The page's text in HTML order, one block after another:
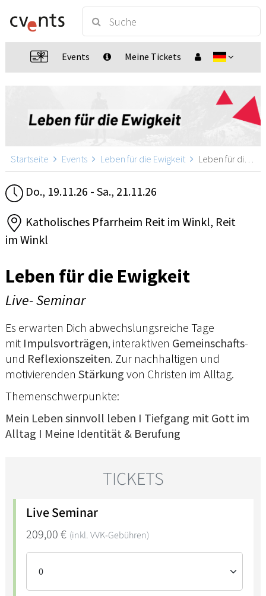
Events Meine Tickets
Startseite Events Leben für die Ewigkeit Leben für die Ewigkeit, Reit im Winkl
Do., 19.11.26 - Sa., 21.11.26
Katholisches Pfarrheim Reit im Winkl, Reit
im Winkl
Leben für die Ewigkeit
Live- Seminar
Es erwarten Dich abwechslungsreiche Tage
mit Impulsvorträgen, interaktiven Gemeinschafts-
und Reflexionszeiten. Zur nachhaltigen und
motivierenden Stärkung von Christen im Alltag.
Themenschwerpunkte:
Mein Leben sinnvoll leben I Tiefgang mit Gott im
Alltag I Meine Identität & Berufung